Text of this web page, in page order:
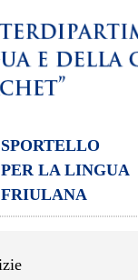
SPORTELLO
PER LA LINGUA
FRIULANA